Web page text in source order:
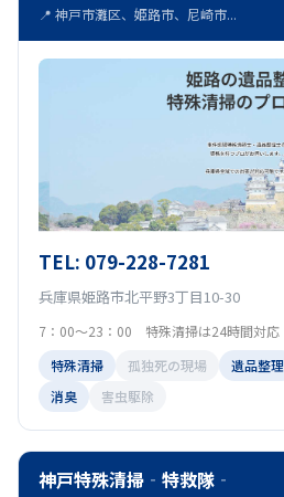
📍 神戸市灘区、姫路市、尼崎市...
TEL: 079-228-7281
兵庫県姫路市北平野3丁目10-30
7：00～23：00 特殊清掃は24時間対応
特殊清掃
孤独死の現場 遺品整理
消臭
害虫駆除
神戸特殊清掃‐特救隊‐